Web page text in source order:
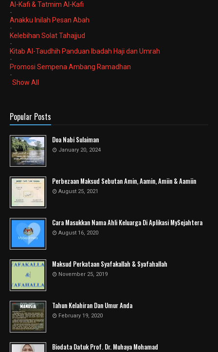
Al-Kafi & Tatmim Al-Kafi
-
Anakku Inilah Pesan Abah
-
Kelebihan Solat Tahajjud
-
Kitab Al-Taudhih Panduan Ibadah Haji dan Umrah
-
Promosi Sempena Ambang Ramadhan
-
Show All
Popular Posts
Doa Nabi Sulaiman
January 20, 2024
Perbezaan Maksud Sebutan Amin, Aamin, Amiin & Aamiin
August 25, 2021
Cara Masukkan Nama Ahli Keluarga Di Aplikasi MySejahtera
August 16, 2020
Maksud Perkataan Syafakallah & Syafahallah
November 25, 2019
Tahun Kelahiran Dan Umur Anda
February 19, 2020
Biodata Datuk Prof. Dr. Muhaya Mohamad